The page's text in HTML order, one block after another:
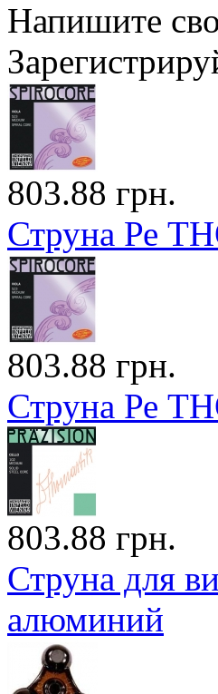
Напишите
803.88 грн.
Струна Ре
803.88 грн.
Струна Ре
803.88 грн.
Струна для
алюминий